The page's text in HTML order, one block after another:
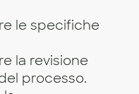
le specifiche
la revisione
processo.